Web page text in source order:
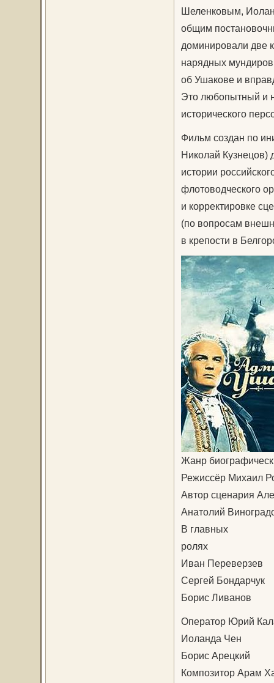
Шеленковым,
общим
доминировали две
нарядных
об Ушакове и
Это любопытный и
исторического
Фильм создан по
Николай Кузнецов)
истории
флотоводческого
и корректировке
(по вопросам
в крепости в
Жанр
Режиссёр Михаил
Автор сценария
Анатолий
В главных
ролях
Иван Переверзев
Сергей Бондарчук
Борис Ливанов
Оператор Юрий
Иоланда Чен
Борис Арецкий
Композитор Арам